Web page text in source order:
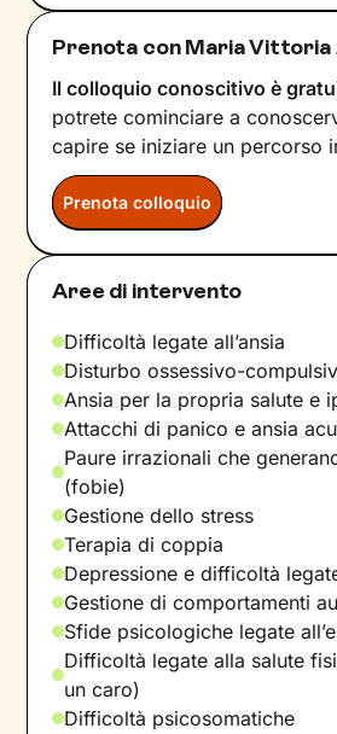
Prenota con Maria Vittoria
Il colloquio conoscitivo è
potrete cominciare a
capire se iniziare un percorso
Prenota colloquio
Aree di intervento
Difficoltà legate all’ansia
Disturbo ossessivo-
Ansia per la propria salute e
Attacchi di panico e ansia
Paure irrazionali che
(fobie)
Gestione dello stress
Terapia di coppia
Depressione e difficoltà
Gestione di comportamenti
Sfide psicologiche legate
Difficoltà legate alla salute
un caro)
Difficoltà psicosomatiche